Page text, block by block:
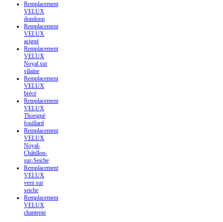
Remplacement
VELUX
domloup
Remplacement
VELUX
acigné
Remplacement
VELUX
Noyal sur
vilaine
Remplacement
VELUX
brécé
Remplacement
VELUX
Thorigné
fouillard
Remplacement
VELUX
Noyal-
Châtillon-
sur-Seiche
Remplacement
VELUX
vern sur
seiche
Remplacement
VELUX
chantepie